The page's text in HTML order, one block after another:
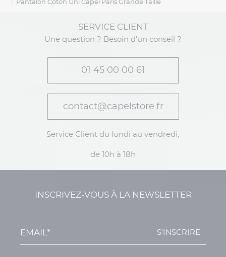
Pantalon Coton Uni Capel Paris Grande Taille
SERVICE CLIENT
Une question ? Besoin d'un conseil ?
01 45 00 00 61
contact@capelstore.fr
Service Client du lundi au vendredi,
de 10h à 18h
INSCRIVEZ-VOUS À LA NEWSLETTER
S'INSCRIRE